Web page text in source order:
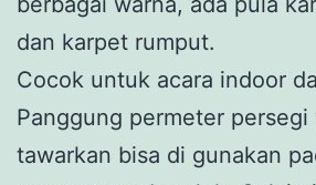
dan karpet rumput.
Cocok untuk acara indoor
Panggung permeter persegi
tawarkan bisa di gunakan